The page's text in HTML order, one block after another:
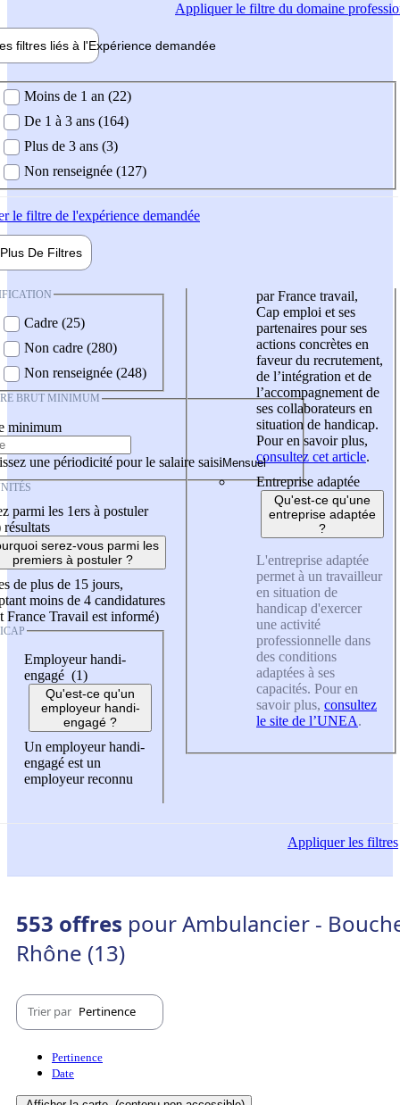
Appliquerle filtre du domaine
filtres liés à l'Expérience demandée
demandée
Moins de 1 an (22)
De 1 à 3 ans (164)
Plus de 3 ans (3)
Non renseignée (127)
le filtre de l'expérience demandée
Plus De Filtres
Cadre (25)
Non cadre (280)
Non renseignée (248)
BRUT MINIMUM
minimum
une périodicité pour le salaire saisi
parmi les 1ers à postuler
résultats
serez-vous parmi les
premiers à postuler ?
de plus de 15 jours,
moins de 4 candidatures
France Travail est informé)
Employeur handi-
engagé (1)
Qu'est-ce qu'un
employeur handi-
engagé ?
Un employeur handi-
engagé est un
employeur reconnu
par France travail,
Cap emploi et ses
partenaires pour ses
actions concrètes en
faveur du recrutement,
de l’intégration et de
l’accompagnement de
ses collaborateurs en
situation de handicap.
Pour en savoir plus,
consultez cet article.
Entreprise adaptée
Qu'est-ce qu'une
entreprise adaptée
?
L'entreprise adaptée
permet à un travailleur
en situation de
handicap d'exercer
une activité
professionnelle dans
des conditions
adaptées à ses
capacités. Pour en
savoir plus, consultez
le site de l’UNEA.
Appliquerles filtres
553 offres pour Ambulancier -
Rhône (13)
Trier par Pertinence
Pertinence
Date